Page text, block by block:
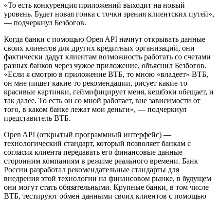
«То есть конкуренция приложений выходит на новый
уровень. Будет новая гонка с точки зрения клиентских путей»,
— подчеркнул Безбогов.
Когда банки с помощью Open API начнут открывать данные
своих клиентов для других кредитных организаций, они
фактически дадут клиентам возможность работать со счетами
разных банков через чужое приложение, объяснил Безбогов.
«Если я смотрю в приложение ВТБ, то мною «владеет» ВТБ,
он мне пишет какие-то рекомендации, рисует какие-то
красивые картинки, геймифицирует меня, кешбэки обещает, и
так далее. То есть он со мной работает, вне зависимости от
того, в каком банке лежат мои деньги», — подчеркнул
представитель ВТБ.
Open API (открытый программный интерфейс) —
технологический стандарт, который позволяет банкам с
согласия клиента передавать его финансовые данные
сторонним компаниям в режиме реального времени. Банк
России разработал рекомендательные стандарты для
внедрения этой технологии на финансовом рынке, в будущем
они могут стать обязательными. Крупные банки, в том числе
ВТБ, тестируют обмен данными своих клиентов с помощью